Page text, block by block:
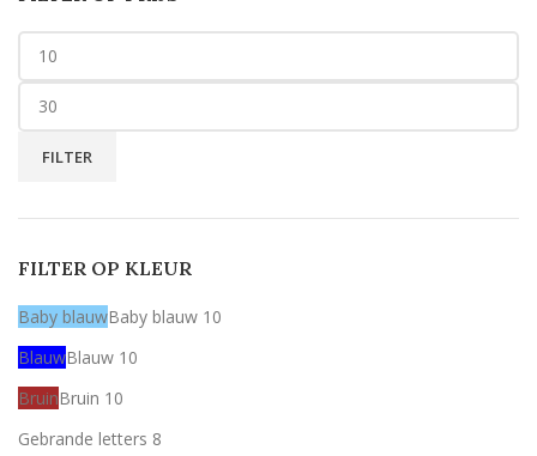
FILTER
FILTER OP KLEUR
Baby blauwBaby blauw 10
BlauwBlauw 10
BruinBruin 10
Gebrande letters 8